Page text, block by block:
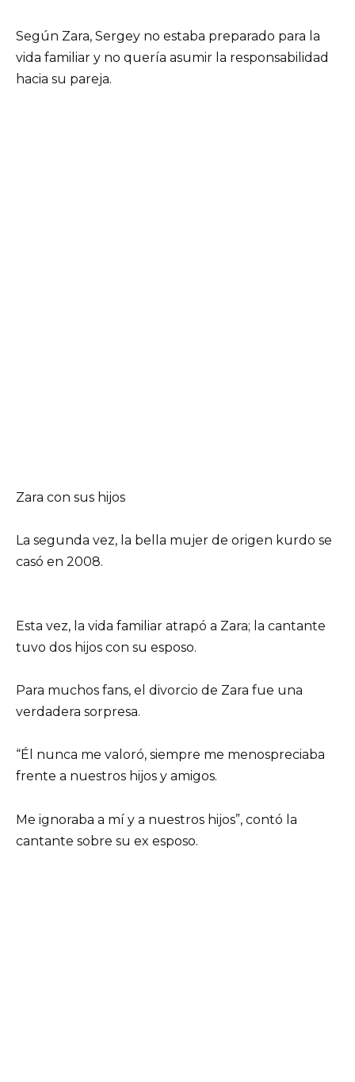
Según Zara, Sergey no estaba preparado para la
vida familiar y no quería asumir la responsabilidad
hacia su pareja.
Zara con sus hijos
La segunda vez, la bella mujer de origen kurdo se
casó en 2008.
Esta vez, la vida familiar atrapó a Zara; la cantante
tuvo dos hijos con su esposo.
Para muchos fans, el divorcio de Zara fue una
verdadera sorpresa.
“Él nunca me valoró, siempre me menospreciaba
frente a nuestros hijos y amigos.
Me ignoraba a mí y a nuestros hijos”, contó la
cantante sobre su ex esposo.